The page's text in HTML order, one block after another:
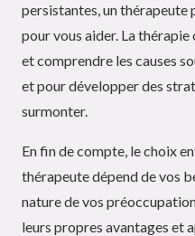
persistantes, un
pour vous aider. La
et comprendre les causes
et pour développer des
surmonter.
En fin de compte, le choix
thérapeute dépend de vos
nature de vos
leurs propres avantages et